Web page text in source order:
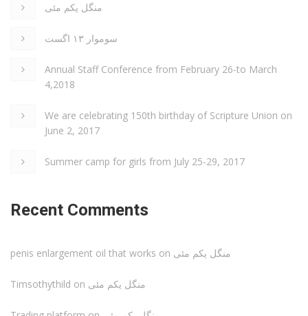
منگل یکم مئی
سوموار ۱۳ اگست
Annual Staff Conference from February 26-to March
4,2018
We are celebrating 150th birthday of Scripture Union on
June 2, 2017
Summer camp for girls from July 25-29, 2017
Recent Comments
penis enlargement oil that works on منگل یکم مئی
Timsothythild on منگل یکم مئی